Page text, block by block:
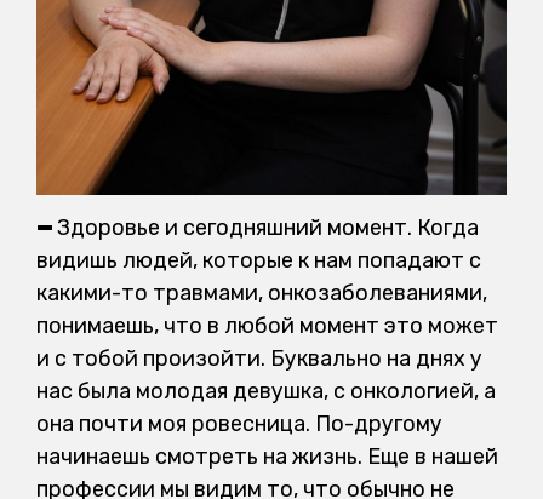
—Здоровье и сегодняшний момент. Когда
видишь людей, которые к нам попадают с
какими-то травмами, онкозаболеваниями,
понимаешь, что в любой момент это может
и с тобой произойти. Буквально на днях у
нас была молодая девушка, с онкологией, а
она почти моя ровесница. По-другому
начинаешь смотреть на жизнь. Еще в нашей
профессии мы видим то, что обычно не